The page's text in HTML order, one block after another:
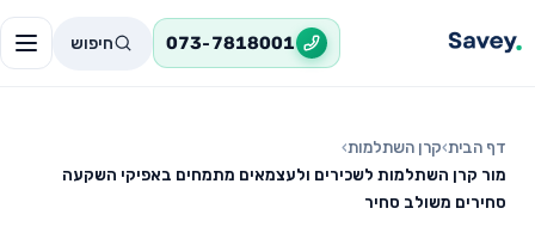
073-7818001 חיפוש
דף הבית›קרן השתלמות›
מור קרן השתלמות לשכירים ולעצמאים מתמחים באפיקי השקעה
סחירים משולב סחיר